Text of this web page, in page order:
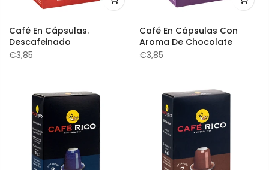
Café En Cápsulas.
Descafeinado
€3,85
Café En Cápsulas Con
Aroma De Chocolate
€3,85